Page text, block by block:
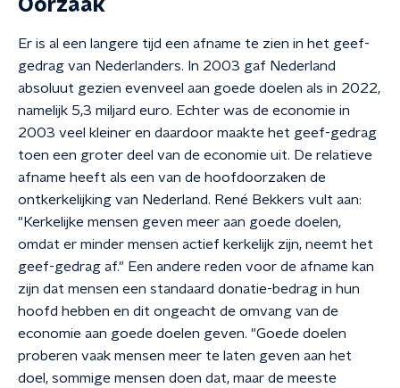
Oorzaak
Er is al een langere tijd een afname te zien in het geef-
gedrag van Nederlanders. In 2003 gaf Nederland
absoluut gezien evenveel aan goede doelen als in 2022,
namelijk 5,3 miljard euro. Echter was de economie in
2003 veel kleiner en daardoor maakte het geef-gedrag
toen een groter deel van de economie uit. De relatieve
afname heeft als een van de hoofdoorzaken de
ontkerkelijking van Nederland. René Bekkers vult aan:
"Kerkelijke mensen geven meer aan goede doelen,
omdat er minder mensen actief kerkelijk zijn, neemt het
geef-gedrag af." Een andere reden voor de afname kan
zijn dat mensen een standaard donatie-bedrag in hun
hoofd hebben en dit ongeacht de omvang van de
economie aan goede doelen geven. "Goede doelen
proberen vaak mensen meer te laten geven aan het
doel, sommige mensen doen dat, maar de meeste